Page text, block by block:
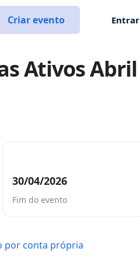
Criar evento Entrar
Ativos Abril
30/04/2026
Fim do evento
por conta própria